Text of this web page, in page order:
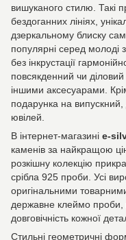
вишуканого стилю. Такі
бездоганних лініях,
дзеркальному блиску
популярні серед молоді
без інкрустації
повсякденний чи
іншими аксесуарами.
подарунка на
ювілей.
В інтернет-магазині e-
каменів за найкращою
розкішну колекцію
срібла 925 проби. Усі
оригінальними
державне клеймо проби,
довговічність кожної
Стильні геометричні